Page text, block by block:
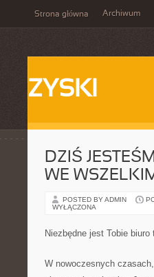
Strona główna Archiwum
ZYSKI
DZIŚ
WE
POSTED BY ADMIN
WYŁĄCZONA
Niezbędne jest Tobie biuro
W nowoczesnych